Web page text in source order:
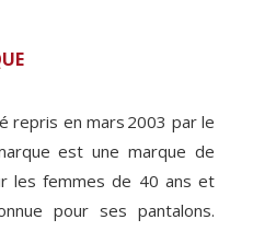
repris en mars 2003 par le
est une marque de
les femmes de 40 ans et
pour ses pantalons.